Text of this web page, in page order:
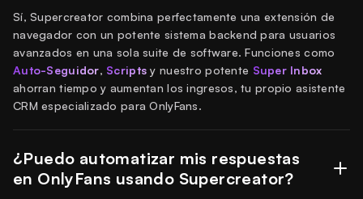
Sí, Supercreator combina perfectamente una extensión de
navegador con un potente sistema backend para usuarios
avanzados en una sola suite de software. Funciones como
Auto-Seguidor, Scripts y nuestro potente Super Inbox
ahorran tiempo y aumentan los ingresos, tu propio asistente
CRM especializado para OnlyFans.
¿Puedo automatizar mis respuestas
en OnlyFans usando Supercreator?